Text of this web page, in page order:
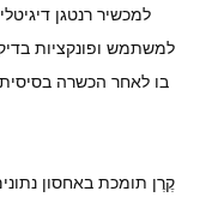
למכשיר רנטגן
למשתמש ופונקציות
בו לאחר הכשרה